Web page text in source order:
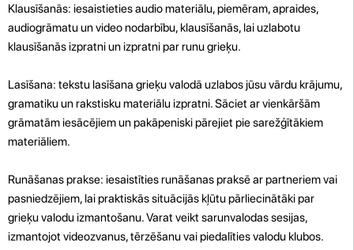
Klausīšanās: iesaistieties audio materiālu, piemēram, apraides,
audiogrāmatu un video nodarbību, klausīšanās, lai uzlabotu
klausīšanās izpratni un izpratni par runu grieķu.
Lasīšana: tekstu lasīšana grieķu valodā uzlabos jūsu vārdu krājumu,
gramatiku un rakstisku materiālu izpratni. Sāciet ar vienkāršām
grāmatām iesācējiem un pakāpeniski pārejiet pie sarežģītākiem
materiāliem.
Runāšanas prakse: iesaistīties runāšanas praksē ar partneriem vai
pasniedzējiem, lai praktiskās situācijās kļūtu pārliecinātāki par
grieķu valodu izmantošanu. Varat veikt sarunvalodas sesijas,
izmantojot videozvanus, tērzēšanu vai piedalīties valodu klubos.